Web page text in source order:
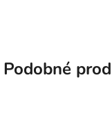
Podobné